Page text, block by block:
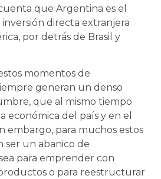
que Argentina es el
directa extranjera
por detrás de Brasil y
momentos de
generan un denso
que al mismo tiempo
económica del país y en el
embargo, para muchos estos
ser un abanico de
para emprender con
o para reestructurar